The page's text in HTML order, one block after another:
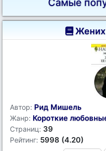
Самые
Жених
Автор: Рид Мишель
Жанр: Короткие
Страниц: 39
Рейтинг: 5998 (4.20)